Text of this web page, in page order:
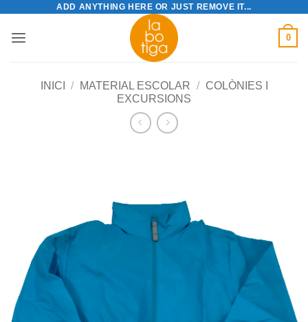
content
ADD ANYTHING HERE OR JUST REMOVE IT...
0
INICI / MATERIAL ESCOLAR /
COLÒNIES I
EXCURSIONS